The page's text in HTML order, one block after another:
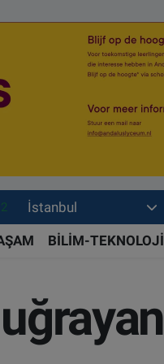
İstanbul
BİLİM-TEKNOLOJİ